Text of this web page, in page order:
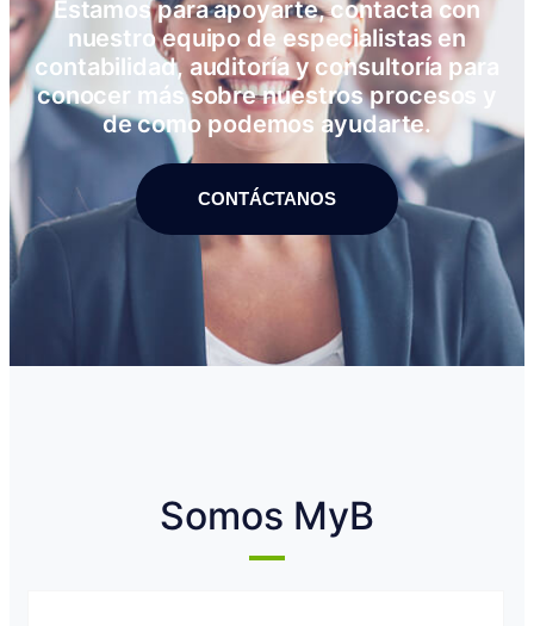
Estamos para apoyarte, contacta con
nuestro equipo de especialistas en
contabilidad, auditoría y consultoría para
conocer más sobre nuestros procesos y
de como podemos ayudarte.
CONTÁCTANOS
Somos MyB